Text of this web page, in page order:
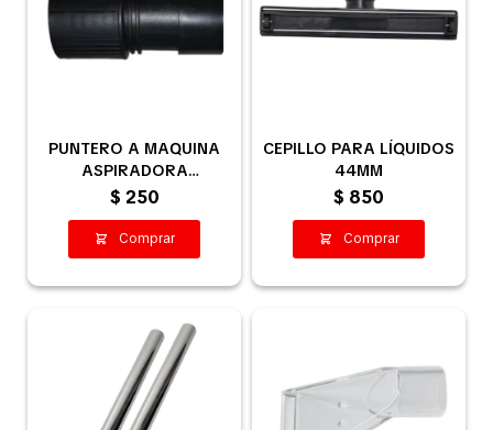
PUNTERO A MAQUINA
ASPIRADORA
INDUSTRIAL
$ 250
CEPILLO PARA LÍQUIDOS
44MM
$ 850